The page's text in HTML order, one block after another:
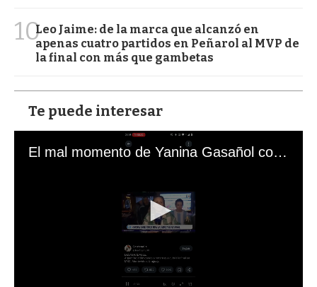
10Leo Jaime: de la marca que alcanzó en
apenas cuatro partidos en Peñarol al MVP de
la final con más que gambetas
Te puede interesar
El mal momento de Yanina Gasañol con un hincha argentino en "Subrayado"